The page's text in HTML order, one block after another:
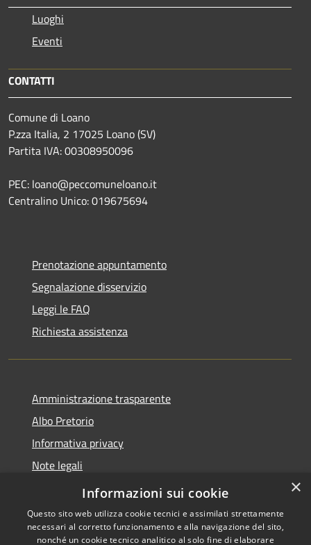
Luoghi
Eventi
CONTATTI
Comune di Loano
P.zza Italia, 2 17025 Loano (SV)
Partita IVA: 00308950096
PEC: loano@peccomuneloano.it
Centralino Unico: 019675694
Prenotazione appuntamento
Segnalazione disservizio
Leggi le FAQ
Richiesta assistenza
Amministrazione trasparente
Albo Pretorio
Informativa privacy
Note legali
Dichiarazione di accessibilità
×
Informazioni sui cookie
Questo sito web utilizza cookie tecnici e assimilati strettamente
necessari al corretto funzionamento e alla navigazione del sito,
nonché un cookie tecnico analitico al solo fine di elaborare